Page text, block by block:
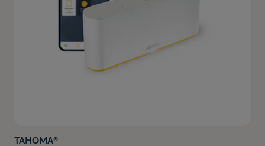
TAHOMA®